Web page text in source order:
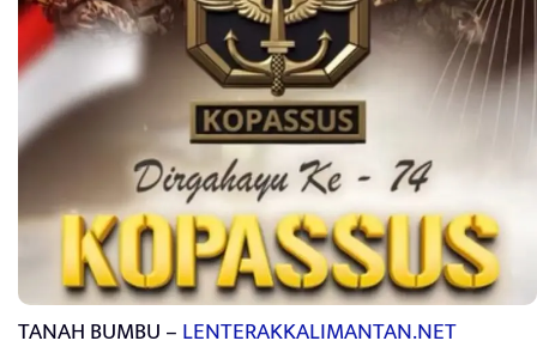
TANAH BUMBU –LENTERAKKALIMANTAN.NET